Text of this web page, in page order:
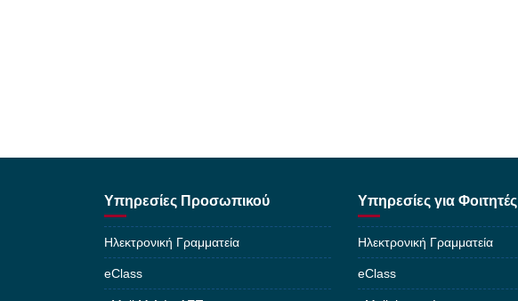
Υπηρεσίες Προσωπικού
Ηλεκτρονική Γραμματεία
eClass
Υπηρεσίες για Φοιτητές
Ηλεκτρονική Γραμματεία
eClass